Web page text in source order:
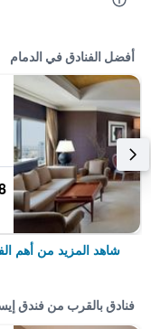
أفضل الفنادق في الدمام
شاهد المزيد من أهم
فنادق بالقرب من فندق